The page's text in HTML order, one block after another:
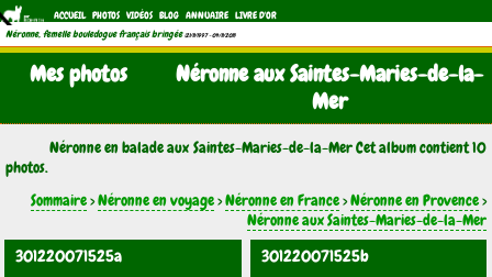
ACCUEIL PHOTOS VIDÉOS BLOG ANNUAIRE LIVRE D'OR
Néronne, femelle bouledogue français bringée (21/11/1997 - 04/11/2011)
Mes photos
Néronne aux Saintes-Maries-de-la-
Mer
Néronne en balade aux Saintes-Maries-de-la-Mer Cet album contient 10
photos.
Sommaire>Néronne en voyage>Néronne en France>Néronne en Provence>
Néronne aux Saintes-Maries-de-la-Mer
301220071525a 301220071525b